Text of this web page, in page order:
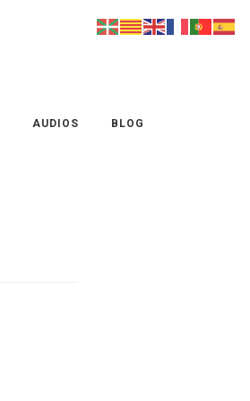
AUDIOS BLOG